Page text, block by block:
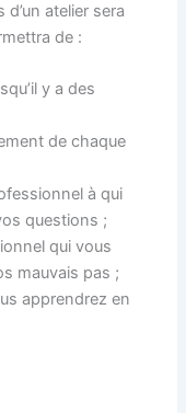
atelier sera
de :
y a des
de chaque
à qui
questions ;
qui vous
mauvais pas ;
apprendrez en